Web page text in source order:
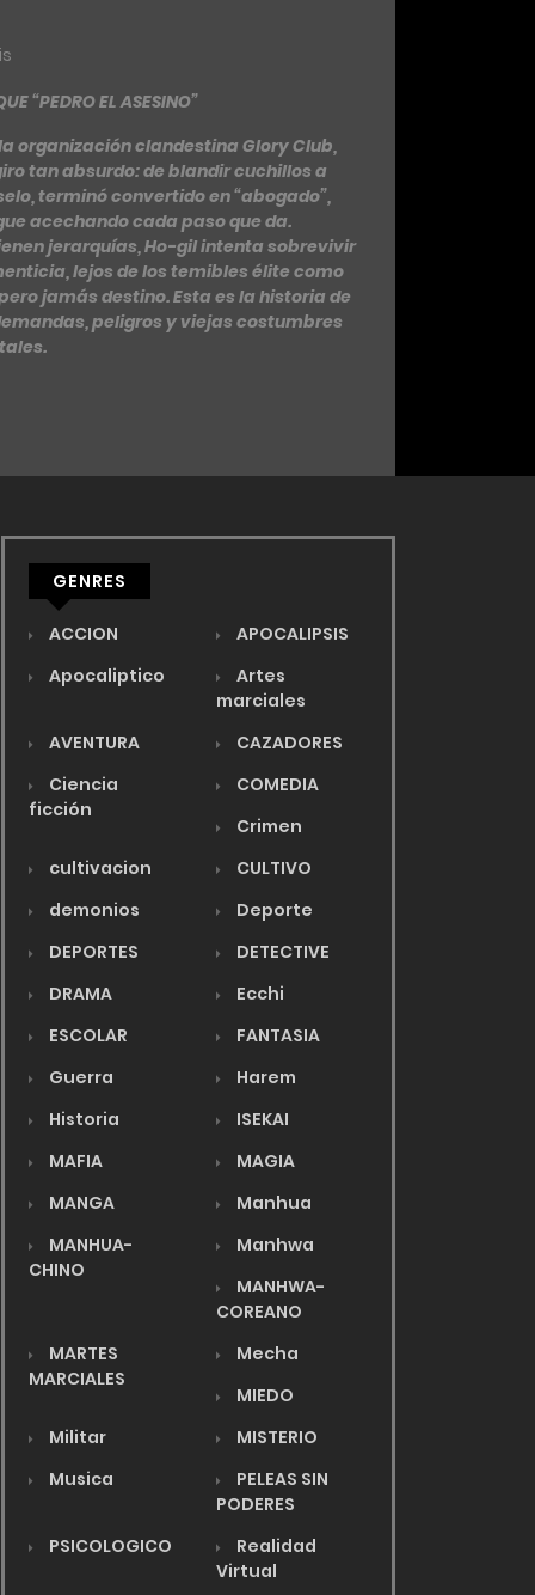
“PEDRO EL ASESINO”
organización clandestina Glory Club,
tan absurdo: de blandir cuchillos a
terminó convertido en “abogado”,
acechando cada paso que da.
jerarquías, Ho-gil intenta sobrevivir
lejos de los temibles élite como
jamás destino. Esta es la historia de
peligros y viejas costumbres
GENRES
ACCION
APOCALIPSIS
Apocaliptico
Artes
marciales
AVENTURA
CAZADORES
Ciencia
ficción
COMEDIA
Crimen
cultivacion
CULTIVO
demonios
Deporte
DEPORTES
DETECTIVE
DRAMA
Ecchi
ESCOLAR
FANTASIA
Guerra
Harem
Historia
ISEKAI
MAFIA
MAGIA
MANGA
Manhua
MANHUA-
CHINO
Manhwa
MANHWA-
COREANO
MARTES
MARCIALES
Mecha
MIEDO
Militar
MISTERIO
Musica
PELEAS SIN
PODERES
PSICOLOGICO
Realidad
Virtual